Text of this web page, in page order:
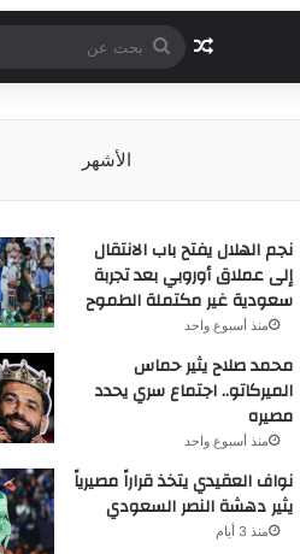
مقال عشوائي
بحث
عن
الأشهر
نجم الهلال يفتح باب الانتقال
إلى عملاق أوروبي بعد تجربة
سعودية غير مكتملة الطموح
منذ أسبوع واحد
محمد صلاح يثير حماس
الميركاتو.. اجتماع سري يحدد
مصيره
منذ أسبوع واحد
نواف العقيدي يتخذ قراراً مصيرياً
يثير دهشة النصر السعودي
منذ 3 أيام